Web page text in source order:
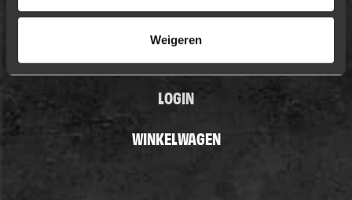
Weigeren
WERKEN BIJ
LOGIN
WINKELWAGEN